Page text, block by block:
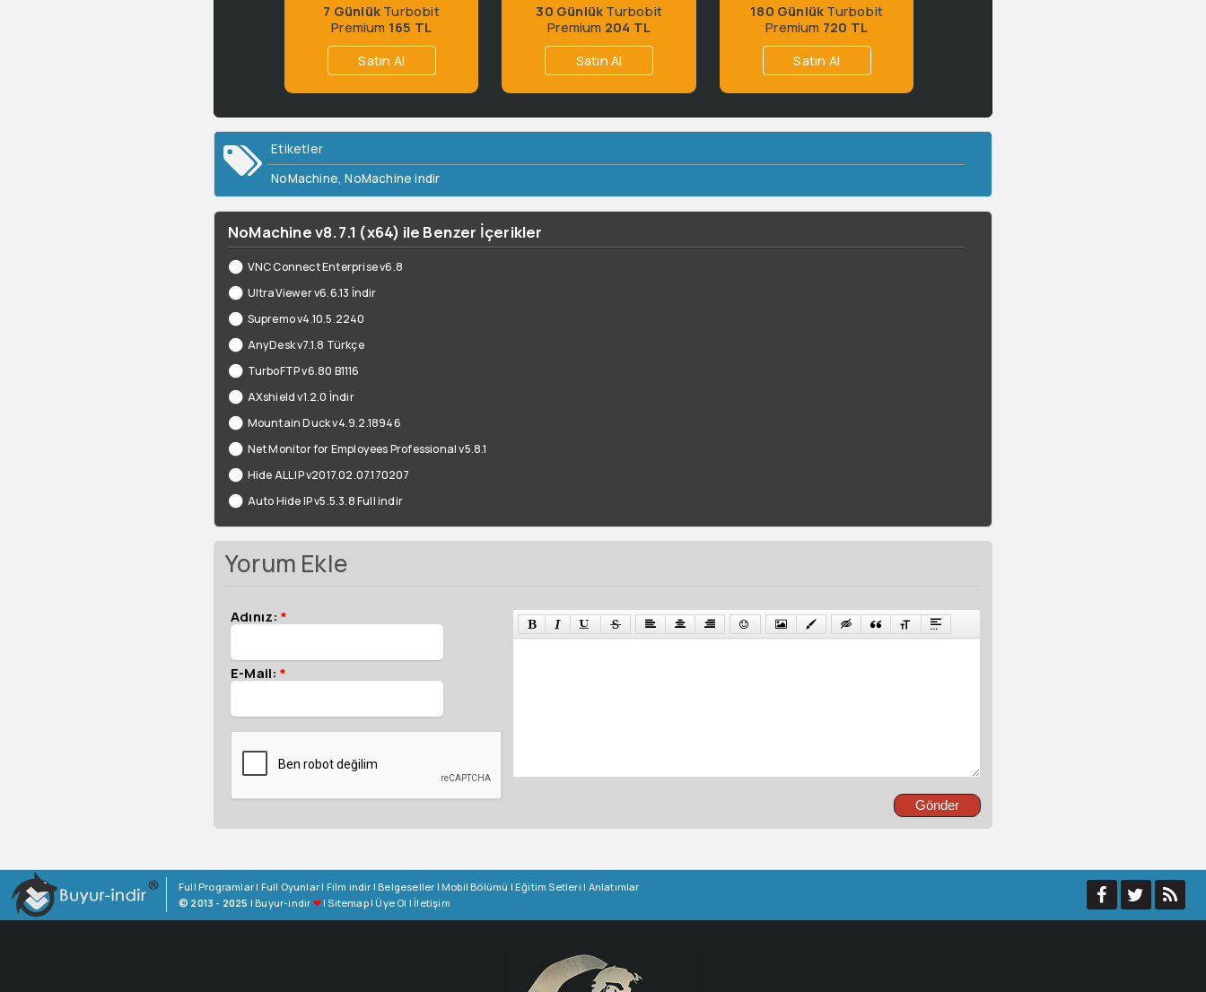
7 Günlük Turbobit
Premium 165 TL
Satın Al
30 Günlük Turbobit
Premium 204 TL
Satın Al
180 Günlük Turbobit
Premium 720 TL
Satın Al
Etiketler
NoMachine,NoMachine indir
NoMachine v8.7.1 (x64) ile Benzer İçerikler
VNC Connect Enterprise v6.8
UltraViewer v6.6.13 İndir
Supremo v4.10.5.2240
AnyDesk v7.1.8 Türkçe
TurboFTP v6.80 B1116
AXshield v1.2.0 İndir
Mountain Duck v4.9.2.18946
Net Monitor for Employees Professional v5.8.1
Hide ALL IP v2017.02.07.170207
Auto Hide IP v5.5.3.8 Full indir
Yorum Ekle
Adınız: *
E-Mail: *
Full Programlar| Full Oyunlar| Film indir |Belgeseller |Mobil Bölümü |Eğitim Setleri | Anlatımlar
© 2013 - 2025 |Buyur-indir ❤|Sitemap|Üye Ol | İletişim